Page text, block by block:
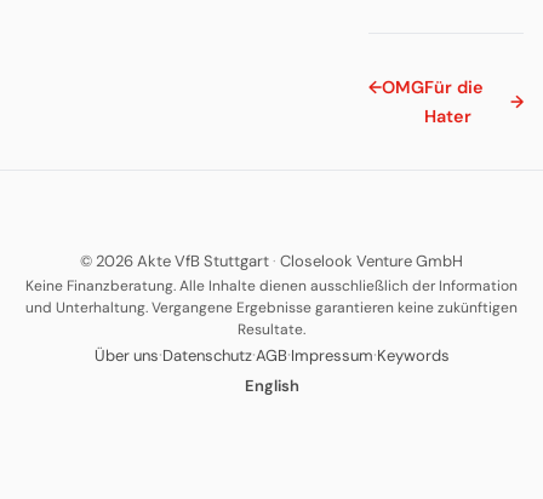
←OMGFür die
Hater
→
© 2026 Akte VfB Stuttgart· Closelook Venture GmbH
Keine Finanzberatung. Alle Inhalte dienen ausschließlich der Information
und Unterhaltung. Vergangene Ergebnisse garantieren keine zukünftigen
Resultate.
Über uns·Datenschutz·AGB·Impressum·Keywords
English